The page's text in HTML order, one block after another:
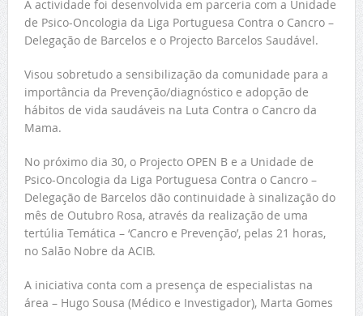
A actividade foi desenvolvida em parceria com a Unidade
de Psico-Oncologia da Liga Portuguesa Contra o Cancro –
Delegação de Barcelos e o Projecto Barcelos Saudável.
Visou sobretudo a sensibilização da comunidade para a
importância da Prevenção/diagnóstico e adopção de
hábitos de vida saudáveis na Luta Contra o Cancro da
Mama.
No próximo dia 30, o Projecto OPEN B e a Unidade de
Psico-Oncologia da Liga Portuguesa Contra o Cancro –
Delegação de Barcelos dão continuidade à sinalização do
mês de Outubro Rosa, através da realização de uma
tertúlia Temática – ‘Cancro e Prevenção’, pelas 21 horas,
no Salão Nobre da ACIB.
A iniciativa conta com a presença de especialistas na
área – Hugo Sousa (Médico e Investigador), Marta Gomes